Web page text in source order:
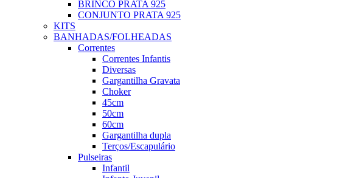
BRINCO PRATA 925
CONJUNTO PRATA 925
KITS
BANHADAS/FOLHEADAS
Correntes
Correntes Infantis
Diversas
Gargantilha Gravata
Choker
45cm
50cm
60cm
Gargantilha dupla
Terços/Escapulário
Pulseiras
Infantil